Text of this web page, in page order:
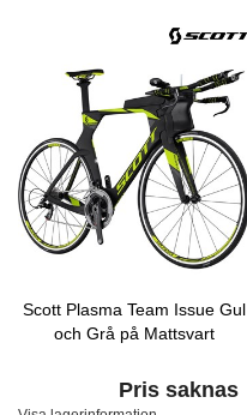
Scott Plasma Team Issue Gul
och Grå på Mattsvart
Pris saknas